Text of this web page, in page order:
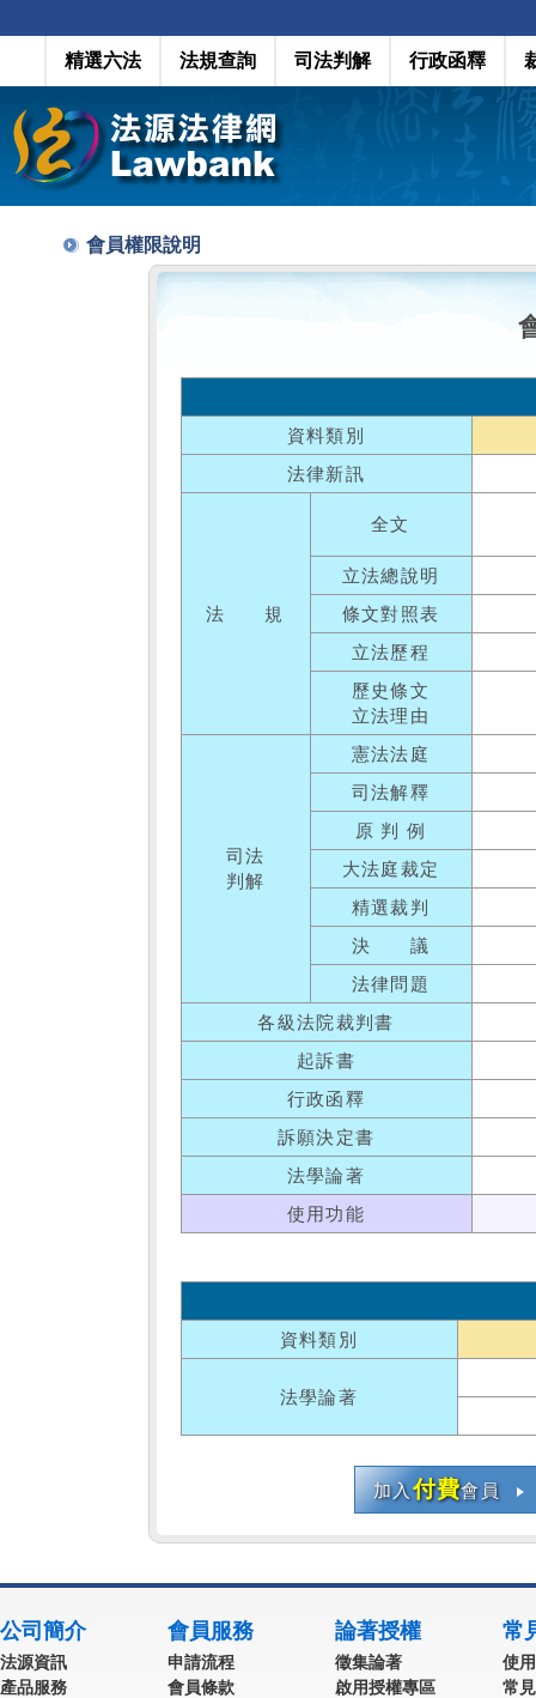
精選六法 法規查詢 司法判解 行政函釋
會員權限說明
資料類別
法律新訊
法 規
全文
立法總說明
條文對照表
立法歷程
歷史條文
立法理由
司法
判解
憲法法庭
司法解釋
原 判 例
大法庭裁定
精選裁判
決 議
法律問題
各級法院裁判書
起訴書
行政函釋
訴願決定書
法學論著
使用功能
資料類別
法學論著
加入付費會員
公司簡介
法源資訊
產品服務
會員服務
申請流程
會員條款
論著授權
徵集論著
啟用授權專區
常
使
常